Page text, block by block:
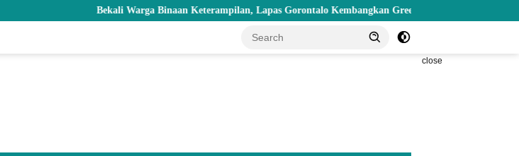
Bekali Warga Binaan Keterampilan, Lapas Gorontalo Kembangkan Green House Hidrofarm
close